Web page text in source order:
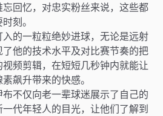
回忆，对忠实粉丝来说，这些都
刻。
的一粒粒绝妙进球，无论是远射
他的技术水平及对比赛节奏的把
频剪辑，在短短几秒钟内就能让
飙升带来的快感。
不仅向老一辈球迷展示了自己的
代年轻人的目光，让他们了解到